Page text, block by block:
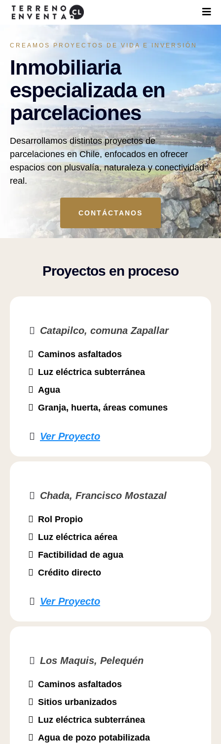
CREAMOS PROYECTOS DE VIDA E INVERSIÓN
Inmobiliaria
especializada en
parcelaciones
Desarrollamos distintos proyectos de
parcelaciones en Chile, enfocados en ofrecer
espacios con plusvalía, naturaleza y conectividad
real.
CONTÁCTANOS
Proyectos en proceso
Catapilco, comuna Zapallar
Caminos asfaltados
Luz eléctrica subterránea
Agua
Granja, huerta, áreas comunes
Ver Proyecto
Chada, Francisco Mostazal
Rol Propio
Luz eléctrica aérea
Factibilidad de agua
Crédito directo
Ver Proyecto
Los Maquis, Pelequén
Caminos asfaltados
Sitios urbanizados
Luz eléctrica subterránea
Agua de pozo potabilizada